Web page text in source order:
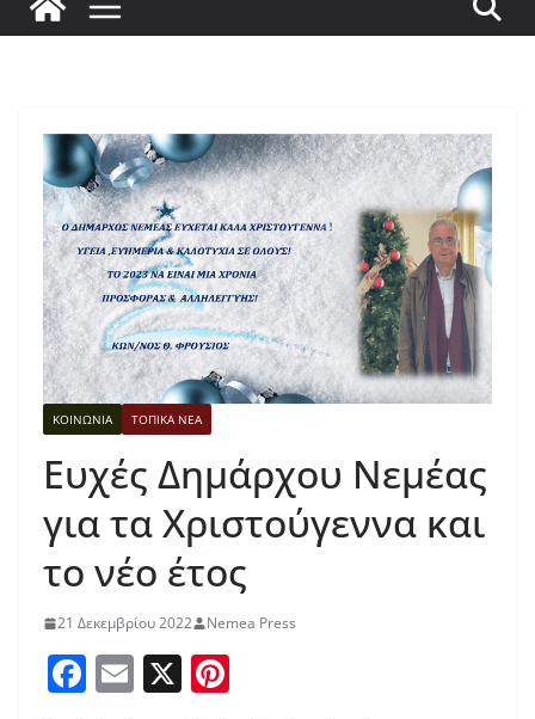
ΚΟΙΝΩΝΙΑ ΤΟΠΙΚΑ ΝΕΑ
Ευχές Δημάρχου Νεμέας
για τα Χριστούγεννα και
το νέο έτος
21 Δεκεμβρίου 2022 Nemea Press
F E X